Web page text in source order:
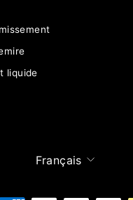
liquide
Langue
Français